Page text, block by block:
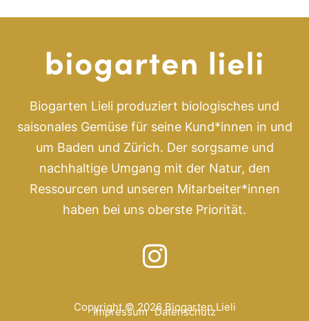
Biogarten Lieli produziert biologisches und
saisonales Gemüse für seine Kund*innen in und
um Baden und Zürich. Der sorgsame und
nachhaltige Umgang mit der Natur, den
Ressourcen und unseren Mitarbeiter*innen
haben bei uns oberste Priorität.
Copyright © 2026 Biogarten Lieli
Impressum Datenschutz